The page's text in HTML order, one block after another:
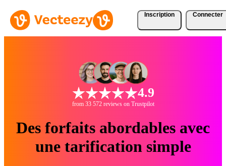
Inscription Connecter
4.9
from 33 572 reviews on Trustpilot
Des forfaits abordables avec
une tarification simple